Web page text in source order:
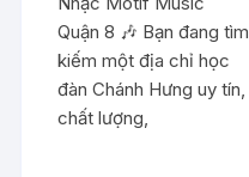
Quận 8 🎶 Bạn đang tìm
kiếm một địa chỉ học
đàn Chánh Hưng uy tín,
chất lượng,